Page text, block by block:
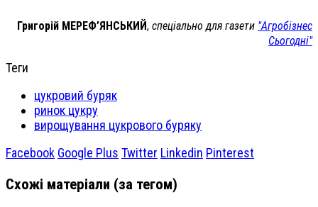
Григорій МЕРЕФ’ЯНСЬКИЙ, спеціально для газети "Агробізнес
Сьогодні"
Теги
цукровий буряк
ринок цукру
вирощування цукрового буряку
Facebook Google Plus Twitter Linkedin Pinterest
Схожі матеріали (за тегом)